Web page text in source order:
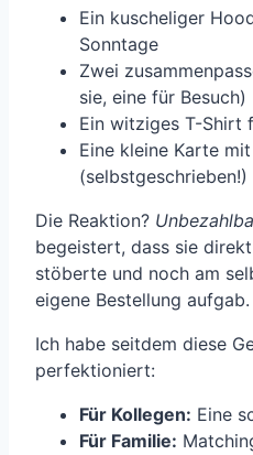
Ein kuscheliger
Sonntage
Zwei
sie, eine für Besuch)
Ein witziges T-Shirt
Eine kleine Karte
(selbstgeschrieben!)
Die Reaktion?
begeistert, dass sie
stöberte und noch am
eigene Bestellung aufgab.
Ich habe seitdem diese
perfektioniert:
Für Kollegen: Eine
Für Familie: